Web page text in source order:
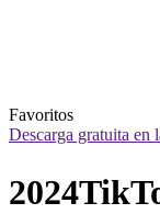
Favoritos
Descarga gratuita en